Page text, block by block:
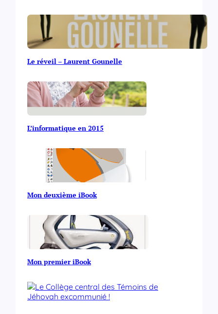
Le réveil – Laurent Gounelle
L’informatique en 2015
Mon deuxième iBook
Mon premier iBook